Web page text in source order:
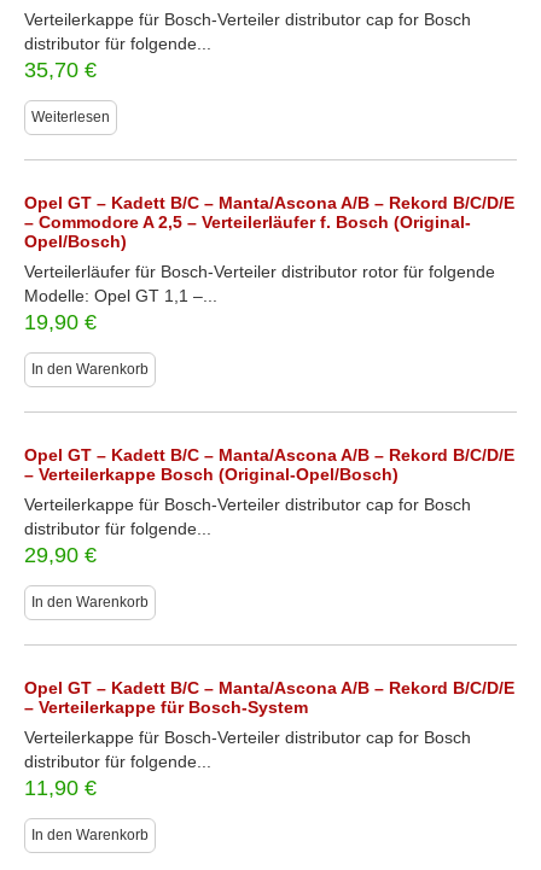
Verteilerkappe für Bosch-Verteiler distributor cap for Bosch
distributor für folgende...
35,70 €
Weiterlesen
Opel GT – Kadett B/C – Manta/Ascona A/B – Rekord B/C/D/E
– Commodore A 2,5 – Verteilerläufer f. Bosch (Original-
Opel/Bosch)
Verteilerläufer für Bosch-Verteiler distributor rotor für folgende
Modelle: Opel GT 1,1 –...
19,90 €
In den Warenkorb
Opel GT – Kadett B/C – Manta/Ascona A/B – Rekord B/C/D/E
– Verteilerkappe Bosch (Original-Opel/Bosch)
Verteilerkappe für Bosch-Verteiler distributor cap for Bosch
distributor für folgende...
29,90 €
In den Warenkorb
Opel GT – Kadett B/C – Manta/Ascona A/B – Rekord B/C/D/E
– Verteilerkappe für Bosch-System
Verteilerkappe für Bosch-Verteiler distributor cap for Bosch
distributor für folgende...
11,90 €
In den Warenkorb